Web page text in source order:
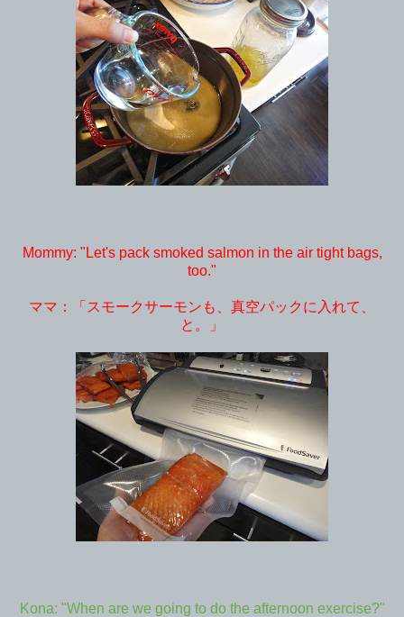
Mommy: "Let's pack smoked salmon in the air tight bags,
too."
ママ：「スモークサーモンも、真空パックに入れて、
と。」
Kona: "When are we going to do the afternoon exercise?"